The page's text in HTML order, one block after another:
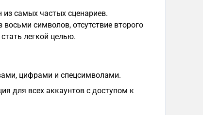
самых частых сценариев.
символов, отсутствие второго
легкой целью.
цифрами и спецсимволами.
для всех аккаунтов с доступом к